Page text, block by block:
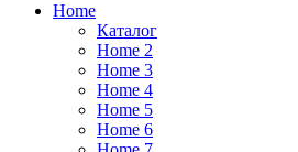
Home
Каталог
Home 2
Home 3
Home 4
Home 5
Home 6